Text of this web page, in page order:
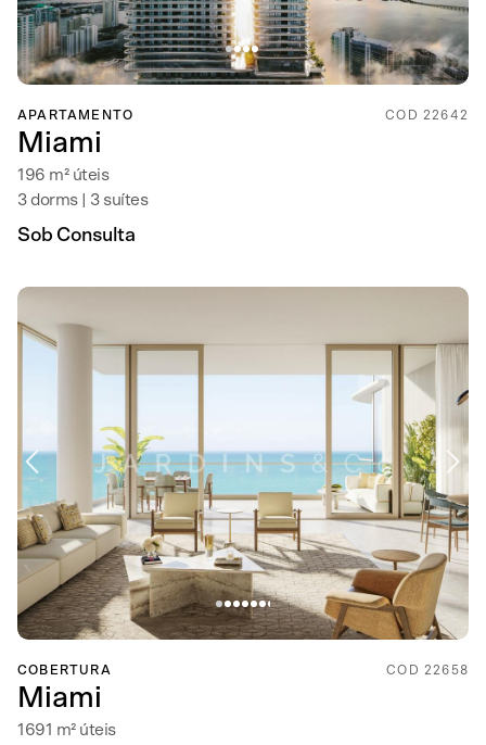
APARTAMENTO COD 22642
Miami
196 m² úteis
3 dorms | 3 suítes
Sob Consulta
COBERTURA COD 22658
Miami
1691 m² úteis